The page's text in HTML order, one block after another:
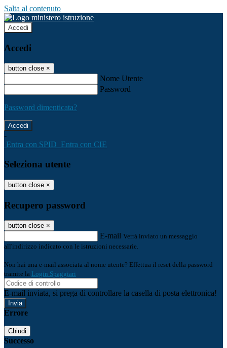
Salta al contenuto
Accedi
Accedi
button close ×
Nome Utente
Password
Password dimenticata?
-
Entra con SPID Entra con CIE
Seleziona utente
button close ×
Recupero password
button close ×
E-mail Verrà inviato un messaggio
all'indirizzo indicato con le istruzioni necessarie.
Non hai una e-mail associata al nome utente? Effettua il reset della password
tramite la Login Spaggiari
E-mail inviata, si prega di controllare la casella di posta elettronica!
Errore
Chiudi
Successo